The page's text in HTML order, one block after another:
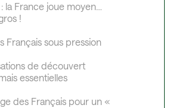
la France joue moyen…
!
Français sous pression
de découvert
essentielles
des Français pour un «